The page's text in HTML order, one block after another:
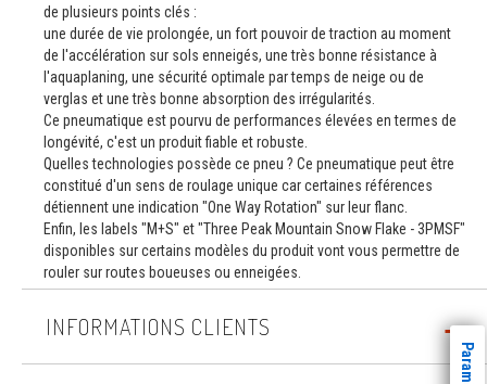
de plusieurs points clés :
une durée de vie prolongée, un fort pouvoir de traction au moment
de l'accélération sur sols enneigés, une très bonne résistance à
l'aquaplaning, une sécurité optimale par temps de neige ou de
verglas et une très bonne absorption des irrégularités.
Ce pneumatique est pourvu de performances élevées en termes de
longévité, c'est un produit fiable et robuste.
Quelles technologies possède ce pneu ? Ce pneumatique peut être
constitué d'un sens de roulage unique car certaines références
détiennent une indication "One Way Rotation" sur leur flanc.
Enfin, les labels "M+S" et "Three Peak Mountain Snow Flake - 3PMSF"
disponibles sur certains modèles du produit vont vous permettre de
rouler sur routes boueuses ou enneigées.
INFORMATIONS CLIENTS